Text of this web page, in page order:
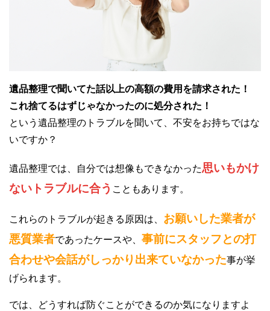
遺品整理で聞いてた話以上の高額の費用を請求された！
これ捨てるはずじゃなかったのに処分された！
という遺品整理のトラブルを聞いて、不安をお持ちではな
いですか？
遺品整理では、自分では想像もできなかった思いもかけ
ないトラブルに合う こともあります。
これらのトラブルが起きる原因は、 お願いした業者が
悪質業者であったケースや、 事前にスタッフとの打
合わせや会話がしっかり出来ていなかった事が挙
げられます。
では、どうすれば防ぐことができるのか気になりますよ